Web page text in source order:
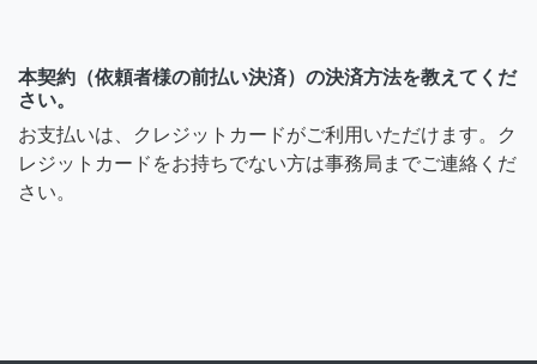
本契約（依頼者様の前払い決済）の決済方法を教えてくだ
さい。
お支払いは、クレジットカードがご利用いただけます。ク
レジットカードをお持ちでない方は事務局までご連絡くだ
さい。